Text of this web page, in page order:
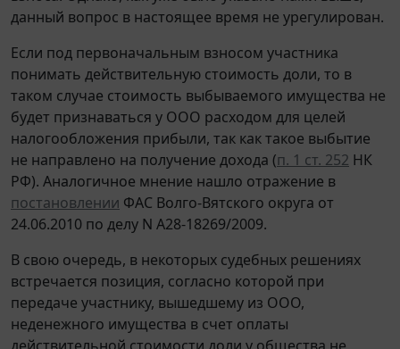
данный вопрос в настоящее время не урегулирован.
Если под первоначальным взносом участника
понимать действительную стоимость доли, то в
таком случае стоимость выбываемого имущества не
будет признаваться у ООО расходом для целей
налогообложения прибыли, так как такое выбытие
не направлено на получение дохода (п. 1 ст. 252 НК
РФ). Аналогичное мнение нашло отражение в
постановлении ФАС Волго-Вятского округа от
24.06.2010 по делу N А28-18269/2009.
В свою очередь, в некоторых судебных решениях
встречается позиция, согласно которой при
передаче участнику, вышедшему из ООО,
неденежного имущества в счет оплаты
действительной стоимости доли у общества не